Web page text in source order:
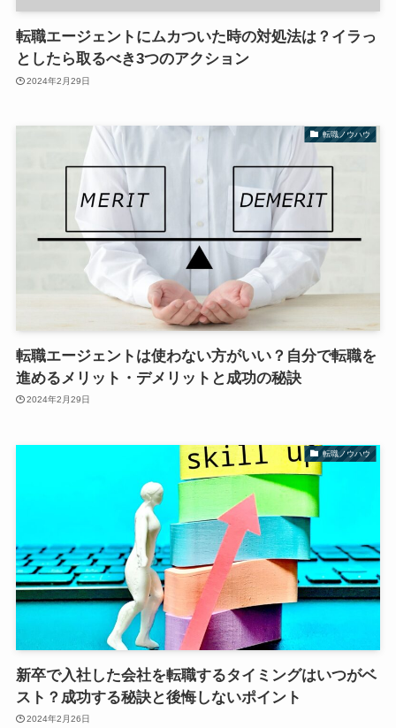
転職エージェントにムカついた時の対処法は？イラっ
としたら取るべき3つのアクション
2024年2月29日
転職ノウハウ
転職エージェントは使わない方がいい？自分で転職を
進めるメリット・デメリットと成功の秘訣
2024年2月29日
転職ノウハウ
新卒で入社した会社を転職するタイミングはいつがベ
スト？成功する秘訣と後悔しないポイント
2024年2月26日